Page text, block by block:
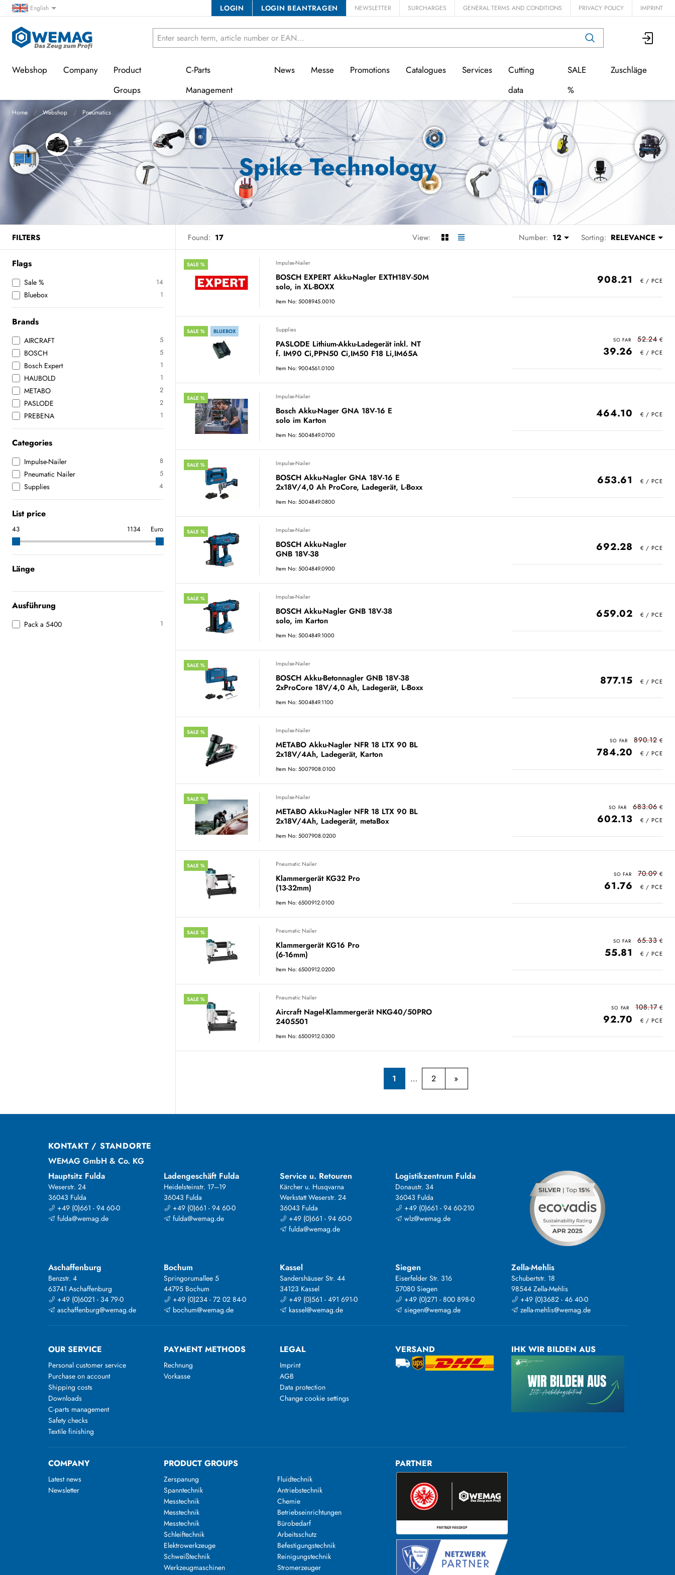
English LOGIN LOGIN BEANTRAGEN NEWSLETTER SURCHARGES GENERAL TERMS AND CONDITIONS PRIVACY POLICY IMPRINT
Webshop Company
Product
Groups
C-Parts
Management
News Messe Promotions Catalogues Services
Cutting
data
SALE
%
Zuschläge
Home Webshop Pneumatics
Spike Technology
FILTERS Found: 17 View: Number: 12 Sorting: RELEVANCE
Flags
Sale % 14
Bluebox 1
Brands
AIRCRAFT 5
BOSCH 5
Bosch Expert 1
HAUBOLD 1
METABO 2
PASLODE 2
PREBENA 1
Categories
Impulse-Nailer 8
Pneumatic Nailer 5
Supplies 4
List price
Euro
Länge
Ausführung
Pack a 5400 1
SALE % Impulse-Nailer
BOSCH EXPERT Akku-Nagler EXTH18V-50M
solo, in XL-BOXX
Item No: 5008945.0010
908.21
SALE % BLUEBOX Supplies
PASLODE Lithium-Akku-Ladegerät inkl. NT
f. IM90 Ci,PPN50 Ci,IM50 F18 Li,IM65A
Item No: 9004561.0100
52.24
39.26
SALE % Impulse-Nailer
Bosch Akku-Nager GNA 18V-16 E
solo im Karton
Item No: 5004849.0700
464.10
SALE % Impulse-Nailer
BOSCH Akku-Nagler GNA 18V-16 E
2x18V/4,0 Ah ProCore, Ladegerät, L-Boxx
Item No: 5004849.0800
653.61
SALE % Impulse-Nailer
BOSCH Akku-Nagler
GNB 18V-38
Item No: 5004849.0900
692.28
SALE % Impulse-Nailer
BOSCH Akku-Nagler GNB 18V-38
solo, im Karton
Item No: 5004849.1000
659.02
SALE % Impulse-Nailer
BOSCH Akku-Betonnagler GNB 18V-38
2xProCore 18V/4,0 Ah, Ladegerät, L-Boxx
Item No: 5004849.1100
877.15
SALE % Impulse-Nailer
METABO Akku-Nagler NFR 18 LTX 90 BL
2x18V/4Ah, Ladegerät, Karton
Item No: 5007908.0100
890.12
784.20
SALE % Impulse-Nailer
METABO Akku-Nagler NFR 18 LTX 90 BL
2x18V/4Ah, Ladegerät, metaBox
Item No: 5007908.0200
683.06
602.13
SALE % Pneumatic Nailer
Klammergerät KG32 Pro
(13-32mm)
Item No: 6500912.0100
70.09
61.76
SALE % Pneumatic Nailer
Klammergerät KG16 Pro
(6-16mm)
Item No: 6500912.0200
65.33
55.81
SALE % Pneumatic Nailer
Aircraft Nagel-Klammergerät NKG40/50PRO
2405501
Item No: 6500912.0300
108.17
92.70
1 2
KONTAKT / STANDORTE
WEMAG GmbH & Co. KG
Hauptsitz Fulda
Weserstr. 24
36043 Fulda
+49 (0)661 - 94 60-0
fulda@wemag.de
Ladengeschäft Fulda
Heidelsteinstr. 17–19
36043 Fulda
+49 (0)661 - 94 60-0
fulda@wemag.de
Service u. Retouren
Kärcher u. Husqvarna
Werkstatt Weserstr. 24
36043 Fulda
+49 (0)661 - 94 60-0
fulda@wemag.de
Logistikzentrum Fulda
Donaustr. 34
36043 Fulda
+49 (0)661 - 94 60-210
wlz@wemag.de
Aschaffenburg
Benzstr. 4
63741 Aschaffenburg
+49 (0)6021 - 34 79-0
aschaffenburg@wemag.de
Bochum
Springorumallee 5
44795 Bochum
+49 (0)234 - 72 02 84-0
bochum@wemag.de
Kassel
Sandershäuser Str. 44
34123 Kassel
+49 (0)561 - 491 691-0
kassel@wemag.de
Siegen
Eiserfelder Str. 316
57080 Siegen
+49 (0)271 - 800 898-0
siegen@wemag.de
Zella-Mehlis
Schubertstr. 18
98544 Zella-Mehlis
+49 (0)3682 - 46 40-0
zella-mehlis@wemag.de
OUR SERVICE
Personal customer service
Purchase on account
Shipping costs
Downloads
C-parts management
Safety checks
Textile finishing
PAYMENT METHODS
Rechnung
Vorkasse
LEGAL
Imprint
AGB
Data protection
Change cookie settings
VERSAND IHK WIR BILDEN AUS
COMPANY
Latest news
Newsletter
PRODUCT GROUPS
Zerspanung
Spanntechnik
Messtechnik
Messtechnik
Messtechnik
Schleiftechnik
Elektrowerkzeuge
Schweißtechnik
Werkzeugmaschinen
Fluidtechnik
Antriebstechnik
Chemie
Betriebseinrichtungen
Bürobedarf
Arbeitsschutz
Befestigungstechnik
Reinigungstechnik
Stromerzeuger
PARTNER